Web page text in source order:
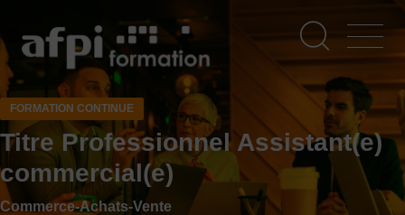
contenu
principal
FORMATION CONTINUE
Titre Professionnel Assistant(e)
commercial(e)
Commerce-Achats-Vente